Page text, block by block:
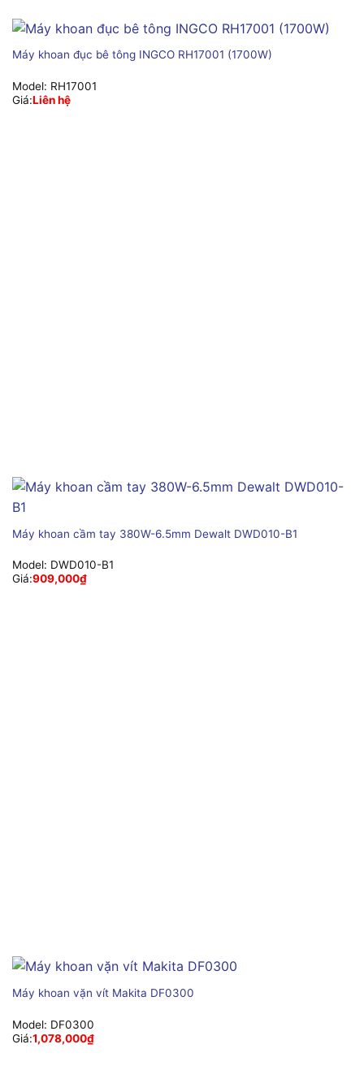
Máy khoan đục bê tông INGCO RH17001 (1700W)
Model: RH17001
Giá:Liên hệ
Máy khoan cầm tay 380W-6.5mm Dewalt DWD010-B1
Model: DWD010-B1
Giá:909,000₫
Máy khoan vặn vít Makita DF0300
Model: DF0300
Giá:1,078,000₫